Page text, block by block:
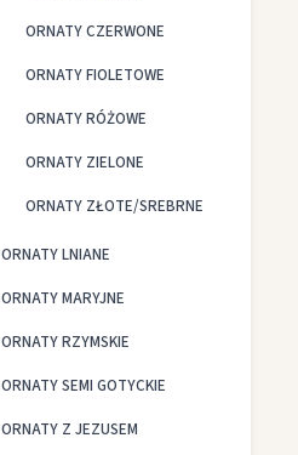
ORNATY CZERWONE
ORNATY FIOLETOWE
ORNATY RÓŻOWE
ORNATY ZIELONE
ORNATY ZŁOTE/SREBRNE
ORNATY LNIANE
ORNATY MARYJNE
ORNATY RZYMSKIE
ORNATY SEMI GOTYCKIE
ORNATY Z JEZUSEM